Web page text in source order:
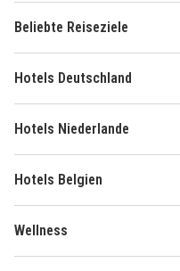
Beliebte Reiseziele
Hotels Deutschland
Hotels Niederlande
Hotels Belgien
Wellness